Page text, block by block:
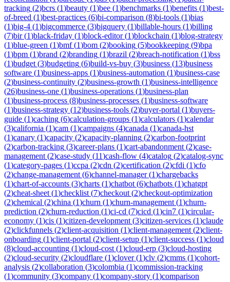
tracking (2)bcrs (1)beauty (1)bee (1)benchmarks (1)benefits (1)best-
of-breed (1)best-practices (6)bi-comparison (8)bi-tools (1)bias
(1)big-4 (1)bigcommerce (3)bigquery (1)billable-hours (1)billing
(7)bir(1)black-friday (1)block-editor(1)blockchain (1)blog-strategy
(1)blue-green (1)bmf(1)bom (2)booking (5)bookkeeping (9)bpa
(1)bpm (1)brand (2)branding (1)brazil (2)breach-notification (1)bss
(1)budget (3)budgeting (6)build-vs-buy (3)business (13)business
software (1)business-apps (1)business-automation (1)business-case
(2)business-continuity (2)business-growth (1)business-intelligence
(26)business-one (1)business-operations (1)business-plan
(1)business-process (8)business-processes (1)business-software
(1)business-strategy (12)business-tools (2)buyer-portal (1)buyers-
guide (1)caching (6)calculation-groups (1)calculators (1)calendar
(3)california (1)cam (1)campaigns (4)canada (1)canada-hst
(1)canary (1)capacity (2)capacity-planning (2)carbon-footprint
(2)carbon-tracking (3)career-plans (1)cart-abandonment (2)case-
management (2)case-study (11)cash-flow (4)catalog (2)catalog-sync
(1)category-pages (1)ccpa (2)cdn (2)certification (2)cfdi (1)cfo
(2)change-management (6)channel-manager(1)chargebacks
(1)chart-of-accounts (3)charts (1)chatbot (6)chatbots (1)chatgpt
(2)cheat-sheet (1)checklist (7)checkout (2)checkout-optimization
(2)chemical (2)china (1)churn (1)churn-management (1)churn-
prediction (2)churn-reduction (1)ci-cd (7)cicd (1)cin7 (1)circular-
economy (1)cis (1)citizen-development (3)citizen-services (1)claude
(2)clickfunnels (2)client-acquisition (1)client-management (2)client-
onboarding (1)client-portal (2)client-setup (1)client-success (1)cloud
(8)cloud-accounting (1)cloud-cost (1)cloud-erp (3)cloud-hosting
(2)cloud-security (2)cloudflare (1)clover(1)clv (2)cmms (1)cohort-
analysis (2)collaboration (3)colombia (1)commission-tracking
(1)community (3)company (1)company-story (1)comparison